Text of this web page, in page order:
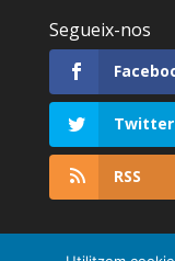
Segueix-nos
Twitter
RSS